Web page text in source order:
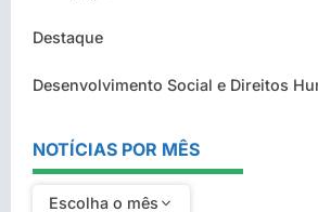
Destaque
Desenvolvimento Social e Direitos
NOTÍCIAS POR MÊS
Escolha o mês